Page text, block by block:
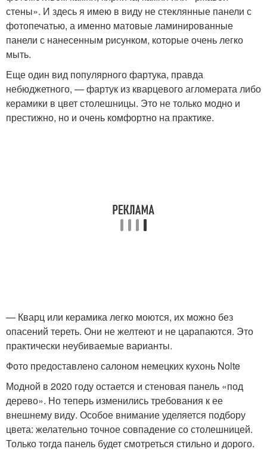
стены». И здесь я имею в виду не стеклянные панели с
фотопечатью, а именно матовые ламинированные
панели с нанесенным рисунком, которые очень легко
мыть.
Еще один вид популярного фартука, правда
небюджетного, — фартук из кварцевого агломерата либо
керамики в цвет столешницы. Это не только модно и
престижно, но и очень комфортно на практике.
— Кварц или керамика легко моются, их можно без
опасений тереть. Они не желтеют и не царапаются. Это
практически неубиваемые варианты.
Фото предоставлено салоном немецких кухонь Nolte
Модной в 2020 году остается и стеновая панель «под
дерево». Но теперь изменились требования к ее
внешнему виду. Особое внимание уделяется подбору
цвета: желательно точное совпадение со столешницей.
Только тогда панель будет смотреться стильно и дорого.